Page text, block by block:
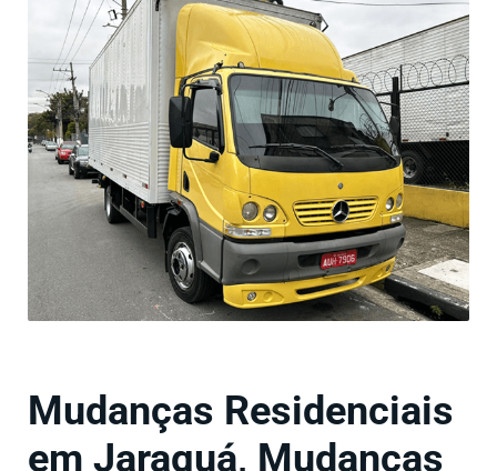
Mudanças Residenciais
em Jaraguá, Mudanças